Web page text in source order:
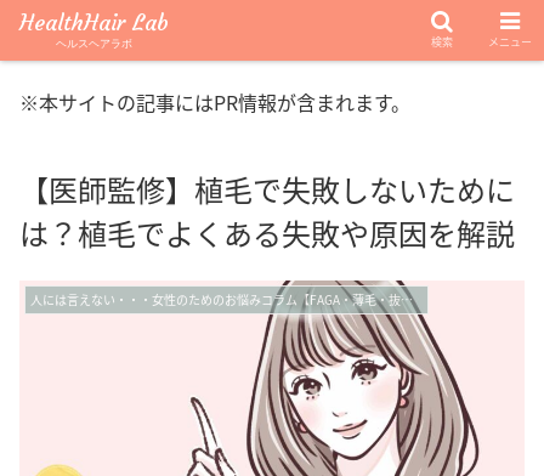
※本サイトの記事にはPR情報が含まれます。
【医師監修】植毛で失敗しないために
は？植毛でよくある失敗や原因を解説
人には言えない・・・女性のためのお悩みコラム【FAGA・薄毛・抜け毛】
HealthHair Lab
ヘルスヘアラボ 検索 メニュー